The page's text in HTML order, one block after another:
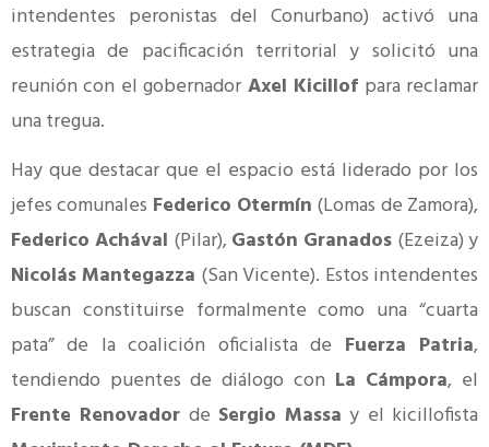
intendentes peronistas del Conurbano) activó una
estrategia de pacificación territorial y solicitó una
reunión con el gobernadorAxel Kicillof para reclamar
una tregua.
Hay que destacar que el espacio está liderado por los
jefes comunales Federico Otermín (Lomas de Zamora),
Federico Achával (Pilar), Gastón Granados (Ezeiza) y
Nicolás Mantegazza (San Vicente). Estos intendentes
buscan constituirse formalmente como una “cuarta
pata” de la coalición oficialista de Fuerza Patria,
tendiendo puentes de diálogo con La Cámpora, el
Frente Renovador de Sergio Massa y el kicillofista